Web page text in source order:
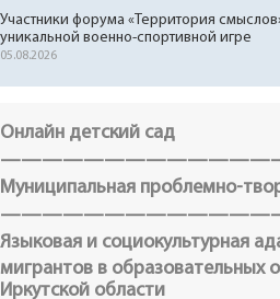
Участники форума «Территория
уникальной военно-спортивной игре
05.08.2026
Онлайн детский сад
Муниципальная проблемно-
Языковая и социокультурная
мигрантов в образовательных
Иркутской области